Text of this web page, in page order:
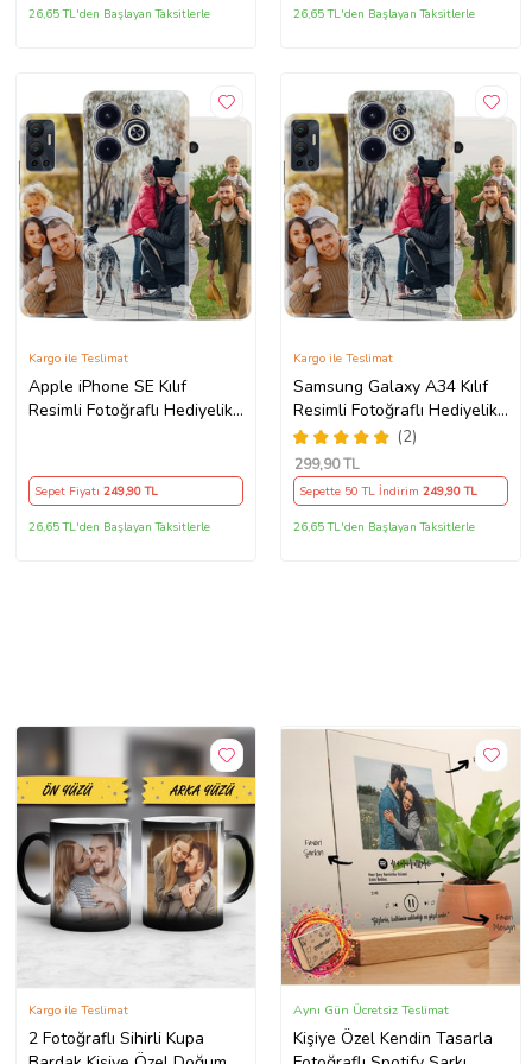
26,65 TL'den Başlayan Taksitlerle 26,65 TL'den Başlayan Taksitlerle
Apple iPhone SE Kılıf
Resimli Fotoğraflı Hediyelik
Kargo ile Teslimat
Sepet Fiyatı 249,90 TL
26,65 TL'den Başlayan Taksitlerle
Samsung Galaxy A34 Kılıf
Resimli Fotoğraflı Hediyelik
Tasarım Silikon Kişiye Özel
(2)
Kargo ile Teslimat
299,90 TL
Sepette 50 TL İndirim 249,90 TL
26,65 TL'den Başlayan Taksitlerle
2 Fotoğraflı Sihirli Kupa
Kargo ile Teslimat
Kişiye Özel Kendin Tasarla
Aynı Gün Ücretsiz Teslimat